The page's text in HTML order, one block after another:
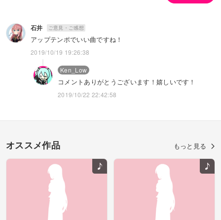
石井 ご意見・ご感想
アップテンポでいい曲ですね！
2019/10/19 19:26:38
Ken_Low
コメントありがとうございます！嬉しいです！
2019/10/22 22:42:58
オススメ作品 もっと見る